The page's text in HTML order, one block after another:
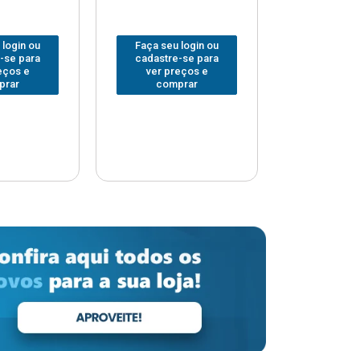
login ou
se para
e
Faça seu login ou
cadastre-se para
ver preços e
comprar